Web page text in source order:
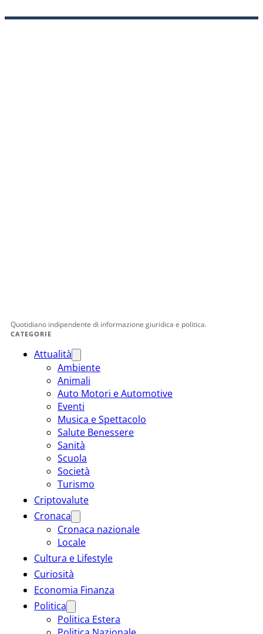
Quotidiano indipendente di informazione giuridica e politica.
CATEGORIE
Attualità
Ambiente
Animali
Auto Motori e Automotive
Eventi
Musica e Spettacolo
Salute Benessere
Sanità
Scuola
Società
Turismo
Criptovalute
Cronaca
Cronaca nazionale
Locale
Cultura e Lifestyle
Curiosità
Economia Finanza
Politica
Politica Estera